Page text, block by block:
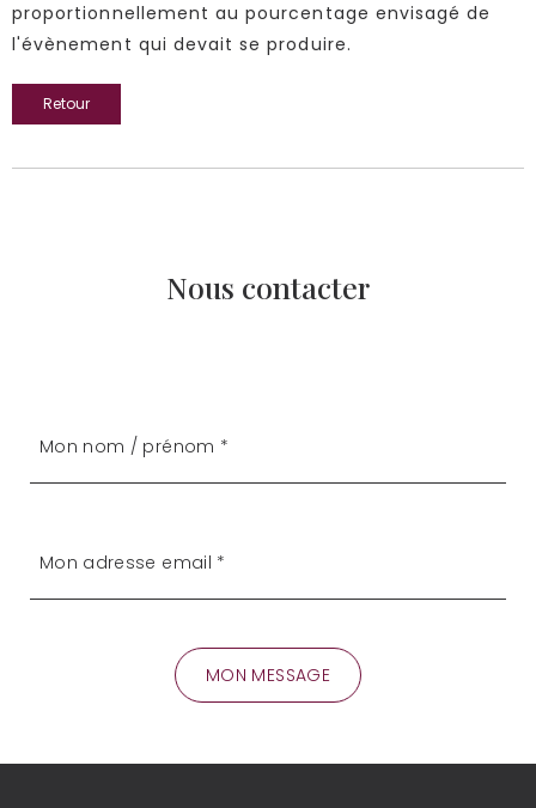
proportionnellement au pourcentage envisagé de
l'évènement qui devait se produire.
Retour
Nous contacter